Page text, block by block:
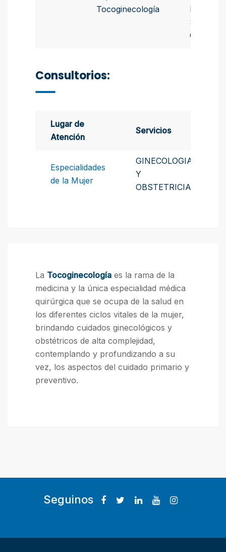
Tocoginecología
Médicos
Santa Fe
Consultorios:
Lugar de
Atención
Servicios
Especialidades
de la Mujer
GINECOLOGIA
Y
OBSTETRICIA
La Tocoginecología es la rama de la
medicina y la única especialidad médica
quirúrgica que se ocupa de la salud en
los diferentes ciclos vitales de la mujer,
brindando cuidados ginecológicos y
obstétricos de alta complejidad,
contemplando y profundizando a su
vez, los aspectos del cuidado primario y
preventivo.
Seguinos